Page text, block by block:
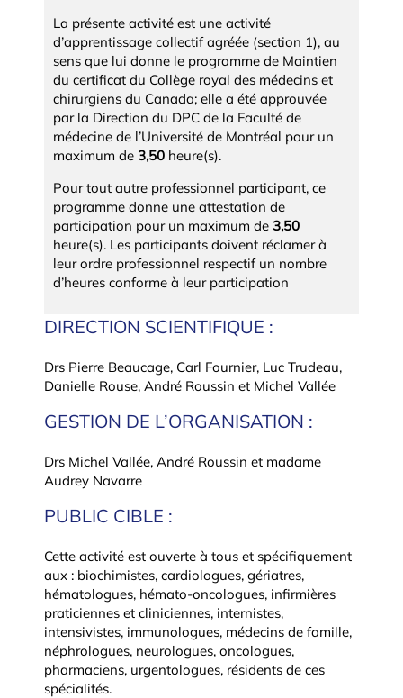
La présente activité est une activité
d’apprentissage collectif agréée (section 1), au
sens que lui donne le programme de Maintien
du certificat du Collège royal des médecins et
chirurgiens du Canada; elle a été approuvée
par la Direction du DPC de la Faculté de
médecine de l’Université de Montréal pour un
maximum de3,50 heure(s).
Pour tout autre professionnel participant, ce
programme donne une attestation de
participation pour un maximum de3,50
heure(s). Les participants doivent réclamer à
leur ordre professionnel respectif un nombre
d’heures conforme à leur participation
DIRECTION SCIENTIFIQUE :
Drs Pierre Beaucage, Carl Fournier, Luc Trudeau,
Danielle Rouse, André Roussin et Michel Vallée
GESTION DE L’ORGANISATION :
Drs Michel Vallée, André Roussin et madame
Audrey Navarre
PUBLIC CIBLE :
Cette activité est ouverte à tous et spécifiquement
aux : biochimistes, cardiologues, gériatres,
hématologues, hémato-oncologues, infirmières
praticiennes et cliniciennes, internistes,
intensivistes, immunologues, médecins de famille,
néphrologues, neurologues, oncologues,
pharmaciens, urgentologues, résidents de ces
spécialités.